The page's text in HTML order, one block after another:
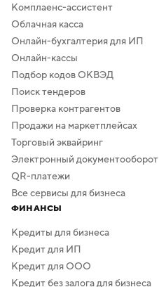
Комплаенс-ассистент
Облачная касса
Онлайн-бухгалтерия для ИП
Онлайн-кассы
Подбор кодов ОКВЭД
Поиск тендеров
Проверка контрагентов
Продажи на маркетплейсах
Торговый эквайринг
Электронный документооборот
QR-платежи
Все сервисы для бизнеса
ФИНАНСЫ
Кредиты для бизнеса
Кредит для ИП
Кредит для ООО
Кредит без залога для бизнеса